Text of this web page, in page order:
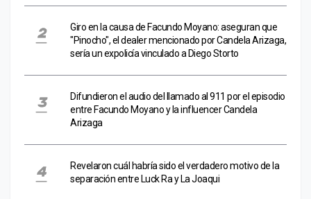
Giro en la causa de Facundo Moyano: aseguran que
"Pinocho", el dealer mencionado por Candela Arizaga,
sería un expolicía vinculado a Diego Storto
Difundieron el audio del llamado al 911 por el episodio
entre Facundo Moyano y la influencer Candela
Arizaga
Revelaron cuál habría sido el verdadero motivo de la
separación entre Luck Ra y La Joaqui